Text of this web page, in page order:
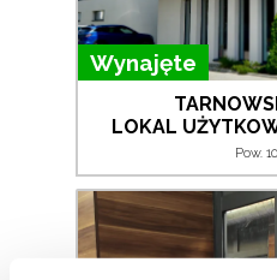
Wynajęte
LOKAL
Pow.